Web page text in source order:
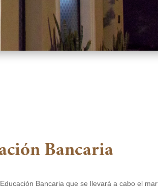
Bancaria
Bancaria que se llevará a cabo el